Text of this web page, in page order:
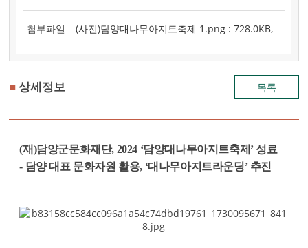
첨부파일 (사진)담양대나무아지트축제 1.png : 728.0KB,
(사진)담양대나무아지트축제 2.png : 1.2KB,
■상세정보 목록
(재)담양군문화재단, 2024 ‘담양대나무아지트축제 ’ 성료
- 담양 대표 문화자원 활용, ‘대나무아지트라운딩’ 추진